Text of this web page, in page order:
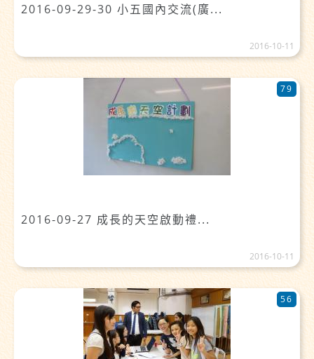
2016-09-29-30 小五國內交流(廣...
2016-10-11
2016-09-27 成長的天空啟動禮...
79
2016-10-11
56